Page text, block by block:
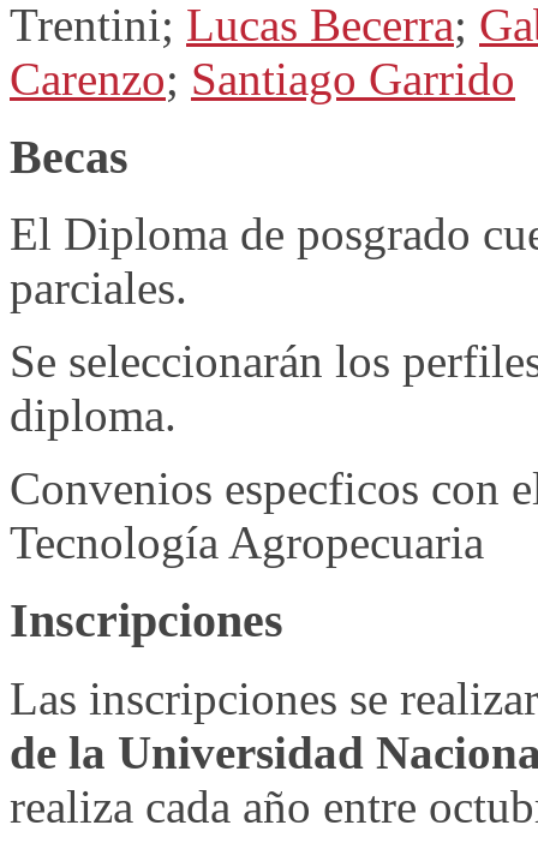
Trentini; Lucas Becerra;
Carenzo; Santiago Garrido
Becas
El Diploma de posgrado
parciales.
Se seleccionarán los
diploma.
Convenios especficos con
Tecnología Agropecuaria
Inscripciones
Las inscripciones se
de la Universidad
realiza cada año entre